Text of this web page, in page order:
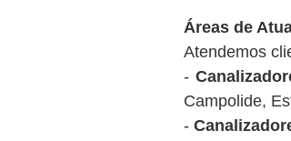
Áreas de
Atendemos
-
Campolide,
-